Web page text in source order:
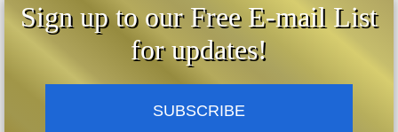
Sign up to our Free E-mail List
for updates!
SUBSCRIBE